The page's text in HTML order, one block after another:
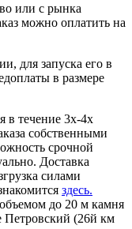
или с рынка
можно оплатить на
для запуска его в
в размере
в течение 3х-4х
собственными
срочной
Доставка
силами
здесь.
до 20 м камня
Петровский (26й км